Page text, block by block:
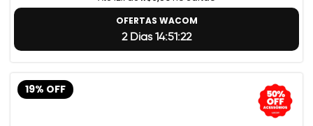
OFERTAS WACOM
2 Dias 14:51:22
19% OFF